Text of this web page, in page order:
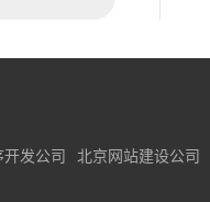
发公司 北京网站建设公司